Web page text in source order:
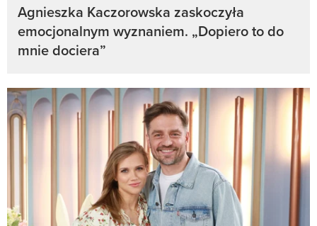
Agnieszka Kaczorowska zaskoczyła
emocjonalnym wyznaniem. „Dopiero to do
mnie dociera”